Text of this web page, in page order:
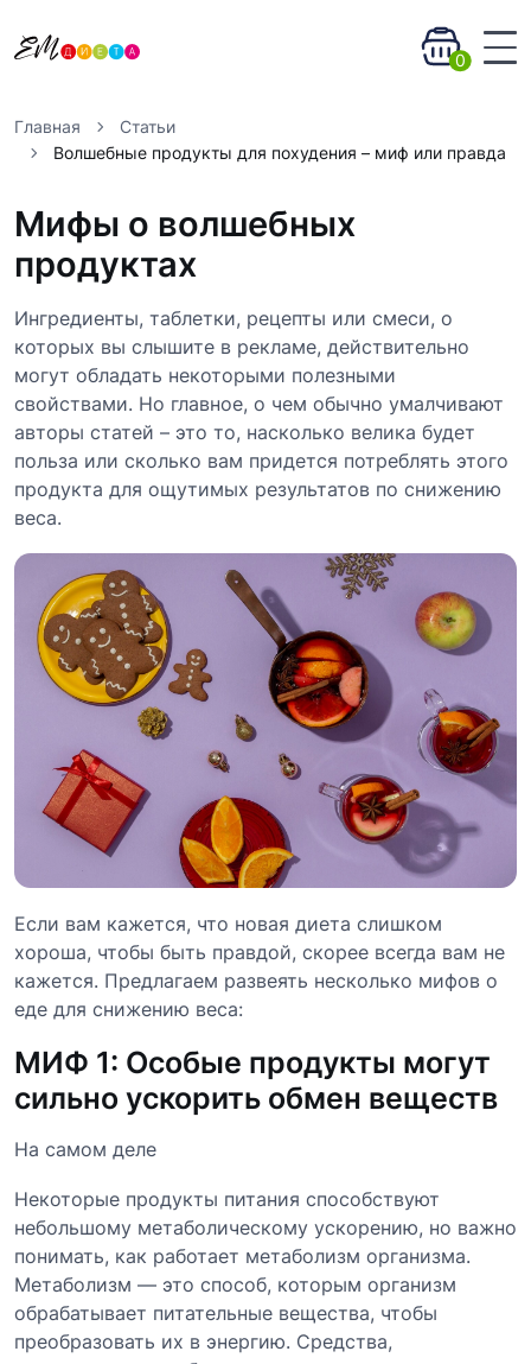
0
Главная
Статьи
Волшебные продукты для похудения – миф или правда
Мифы о волшебных
продуктах
Ингредиенты, таблетки, рецепты или смеси, о
которых вы слышите в рекламе, действительно
могут обладать некоторыми полезными
свойствами. Но главное, о чем обычно умалчивают
авторы статей – это то, насколько велика будет
польза или сколько вам придется потреблять этого
продукта для ощутимых результатов по снижению
веса.
Если вам кажется, что новая диета слишком
хороша, чтобы быть правдой, скорее всегда вам не
кажется. Предлагаем развеять несколько мифов о
еде для снижению веса:
МИФ 1: Особые продукты могут
сильно ускорить обмен веществ
На самом деле
Некоторые продукты питания способствуют
небольшому метаболическому ускорению, но важно
понимать, как работает метаболизм организма.
Метаболизм — это способ, которым организм
обрабатывает питательные вещества, чтобы
преобразовать их в энергию. Средства,